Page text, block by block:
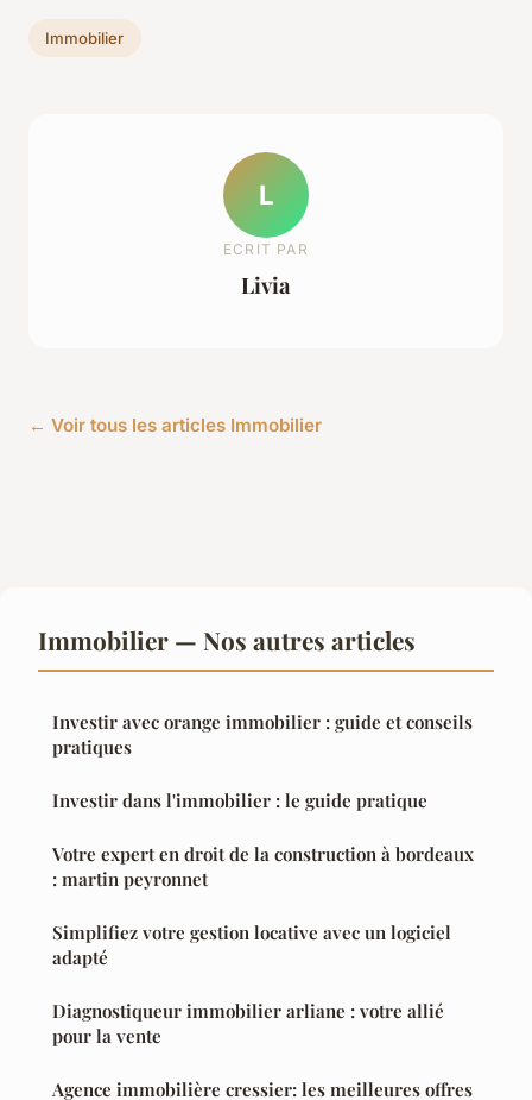
Immobilier
L
ECRIT PAR
Livia
← Voir tous les articles Immobilier
Immobilier — Nos autres articles
Investir avec orange immobilier : guide et conseils
pratiques
Investir dans l'immobilier : le guide pratique
Votre expert en droit de la construction à bordeaux
: martin peyronnet
Simplifiez votre gestion locative avec un logiciel
adapté
Diagnostiqueur immobilier arliane : votre allié
pour la vente
Agence immobilière cressier: les meilleures offres